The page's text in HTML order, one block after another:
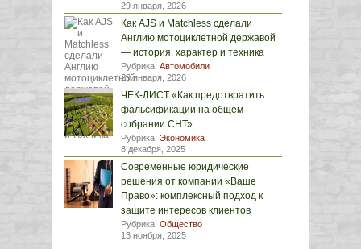
29 января, 2026
Как AJS и Matchless сделали
Англию мотоциклетной державой
— история, характер и техника
Рубрика: Автомобили
29 января, 2026
ЧЕК-ЛИСТ «Как предотвратить
фальсификации на общем
собрании СНТ»
Рубрика: Экономика
8 декабря, 2025
Современные юридические
решения от компании «Ваше
Право»: комплексный подход к
защите интересов клиентов
Рубрика: Общество
13 ноября, 2025